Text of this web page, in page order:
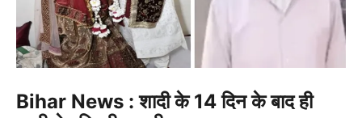
Bihar News : शादी के 14 दिन के बाद ही